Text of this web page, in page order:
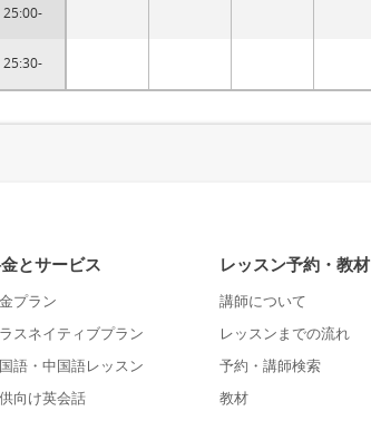
25:00-
25:30-
とサービス
プラン
スネイティブプラン
語・中国語レッスン
向け英会話
レッスン予約・教材
講師について
レッスンまでの流れ
予約・講師検索
教材